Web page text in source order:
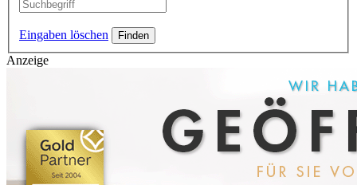
Eingaben löschen
Anzeige